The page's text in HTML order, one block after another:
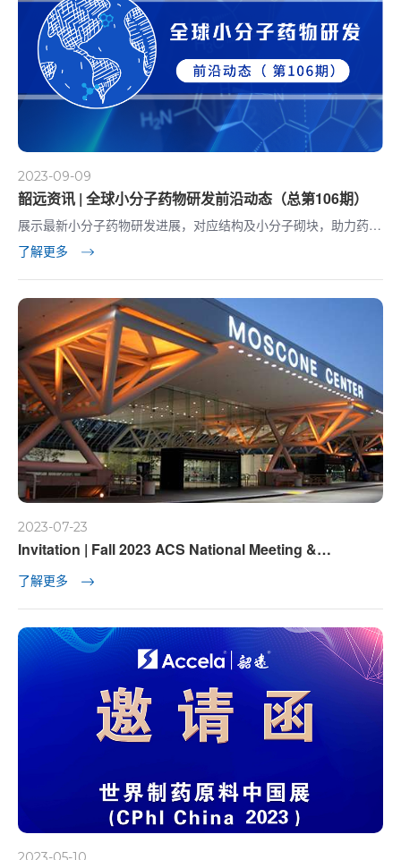
2023-09-09
韶远资讯 | 全球小分子药物研发前沿动态（总第106期）
展示最新小分子药物研发进展，对应结构及小分子砌块，助力药物
研发！
了解更多
2023-07-23
Invitation | Fall 2023 ACS National Meeting &
Exposition
了解更多